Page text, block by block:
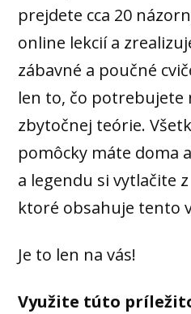
prejdete cca 20
online lekcií a
zábavné a poučné
len to, čo potrebujete
zbytočnej teórie.
pomôcky máte doma
a legendu si vytlačite
ktoré obsahuje tento
Je to len na vás!
Využite túto